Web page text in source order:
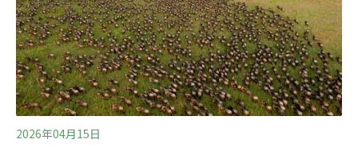
2026年04月15日